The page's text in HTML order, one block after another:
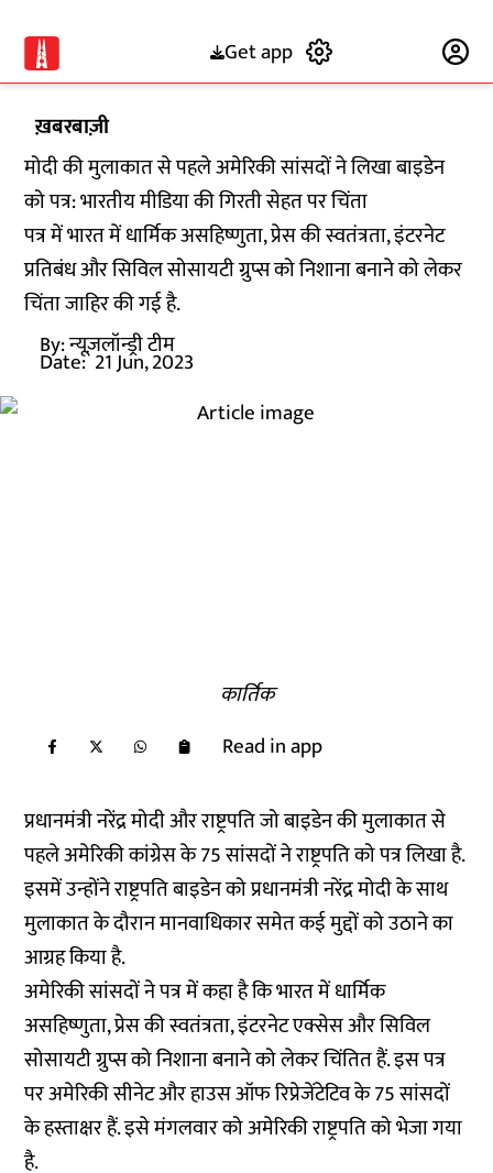
Get app
ख़बरबाज़ी
मोदी की मुलाकात से पहले अमेरिकी सांसदों ने लिखा बाइडेन
को पत्र: भारतीय मीडिया की गिरती सेहत पर चिंता
पत्र में भारत में धार्मिक असहिष्णुता, प्रेस की स्वतंत्रता, इंटरनेट
प्रतिबंध और सिविल सोसायटी ग्रुप्स को निशाना बनाने को लेकर
चिंता जाहिर की गई है.
By:न्यूज़लॉन्ड्री टीम
Date: 21 Jun, 2023
कार्तिक
Read in app
प्रधानमंत्री नरेंद्र मोदी और राष्ट्रपति जो बाइडेन की मुलाकात से
पहले अमेरिकी कांग्रेस के 75 सांसदों ने राष्ट्रपति को पत्र लिखा है.
इसमें उन्होंने राष्ट्रपति बाइडेन को प्रधानमंत्री नरेंद्र मोदी के साथ
मुलाकात के दौरान मानवाधिकार समेत कई मुद्दों को उठाने का
आग्रह किया है.
अमेरिकी सांसदों ने पत्र में कहा है कि भारत में धार्मिक
असहिष्णुता, प्रेस की स्वतंत्रता, इंटरनेट एक्सेस और सिविल
सोसायटी ग्रुप्स को निशाना बनाने को लेकर चिंतित हैं. इस पत्र
पर अमेरिकी सीनेट और हाउस ऑफ रिप्रेजेंटेटिव के 75 सांसदों
के हस्ताक्षर हैं. इसे मंगलवार को अमेरिकी राष्ट्रपति को भेजा गया
है.